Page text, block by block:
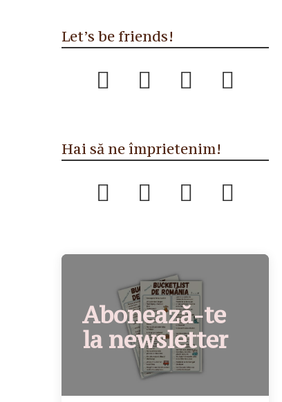
Let’s be friends!
Hai să ne împrietenim!
Abonează-te
la newsletter